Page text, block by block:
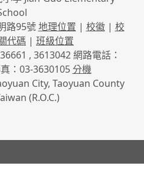
路95號地理位置 | 校徽| 校
代碼 | 班級位置
, 3613042 網路電話：
：03-3630105分機
City, Taoyuan County
(R.O.C.)